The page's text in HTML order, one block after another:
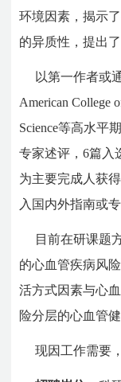
环境因素，揭示
的异质性，提出
以第一作者或
American College
Science等高水平
专家述评，6篇入
为主要完成人获
入国内外指南或
目前在研课题
的心血管疾病风
活方式因素与心
险分层的心血管
现因工作需要